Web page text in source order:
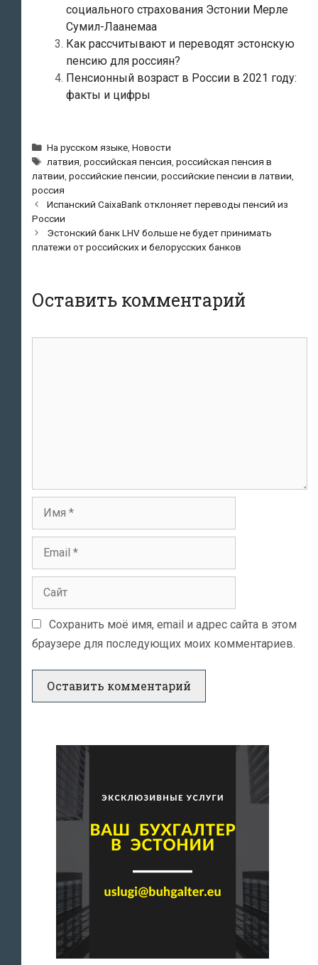
социального страхования Эстонии Мерле
Сумил-Лаанемаа
Как рассчитывают и переводят эстонскую
пенсию для россиян?
Пенсионный возраст в России в 2021 году:
факты и цифры
Рубрики
На русском языке ,Новости
Метки
латвия ,российская пенсия ,российская пенсия в
латвии российские пенсии российские пенсии в латвии
россия
Навигация
по
записям
Испанский CaixaBank отклоняет переводы пенсий из
России
Эстонский банк LHV больше не будет принимать
платежи от российских и белорусских банков
Оставить комментарий
Сохранить моё имя, email и адрес сайта в этом
браузере для последующих моих комментариев.